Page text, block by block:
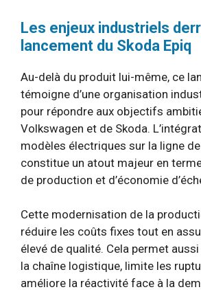
Les enjeux industriels
lancement du Skoda Epiq
Au-delà du produit lui-même, ce
témoigne d’une organisation
pour répondre aux objectifs
Volkswagen et de Skoda.
modèles électriques sur la ligne
constitue un atout majeur en
de production et d’économie
Cette modernisation de la
réduire les coûts fixes tout en
élevé de qualité. Cela permet
la chaîne logistique, limite les
améliore la réactivité face à la